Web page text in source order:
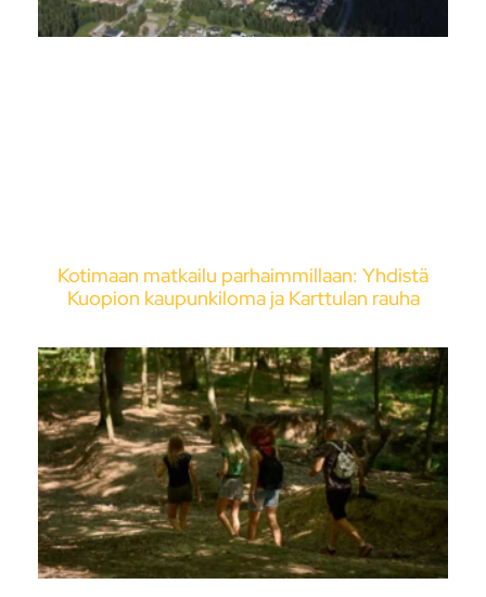
Kotimaan matkailu parhaimmillaan: Yhdistä
Kuopion kaupunkiloma ja Karttulan rauha